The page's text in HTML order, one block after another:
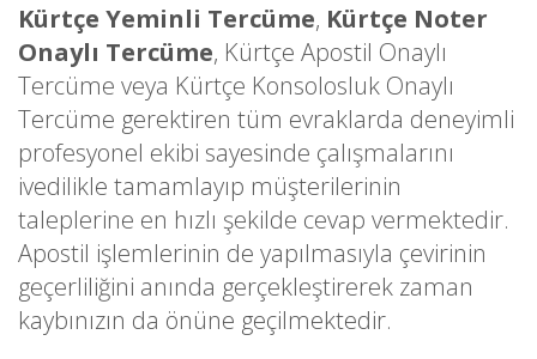
Kürtçe Yeminli Tercüme, Kürtçe Noter
Onaylı Tercüme, Kürtçe Apostil Onaylı
Tercüme veya Kürtçe Konsolosluk Onaylı
Tercüme gerektiren tüm evraklarda deneyimli
profesyonel ekibi sayesinde çalışmalarını
ivedilikle tamamlayıp müşterilerinin
taleplerine en hızlı şekilde cevap vermektedir.
Apostil işlemlerinin de yapılmasıyla çevirinin
geçerliliğini anında gerçekleştirerek zaman
kaybınızın da önüne geçilmektedir.